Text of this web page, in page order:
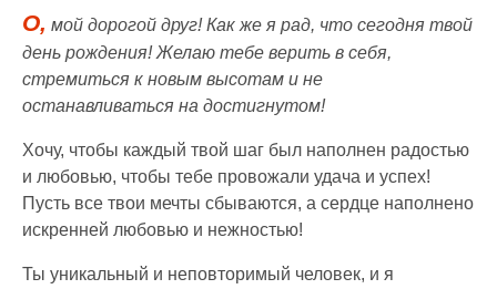
О, мой дорогой друг! Как же я рад, что сегодня твой
день рождения! Желаю тебе верить в себя,
стремиться к новым высотам и не
останавливаться на достигнутом!
Хочу, чтобы каждый твой шаг был наполнен радостью
и любовью, чтобы тебе провожали удача и успех!
Пусть все твои мечты сбываются, а сердце наполнено
искренней любовью и нежностью!
Ты уникальный и неповторимый человек, и я